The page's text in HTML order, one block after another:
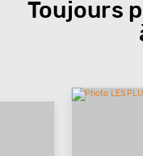
Toujours